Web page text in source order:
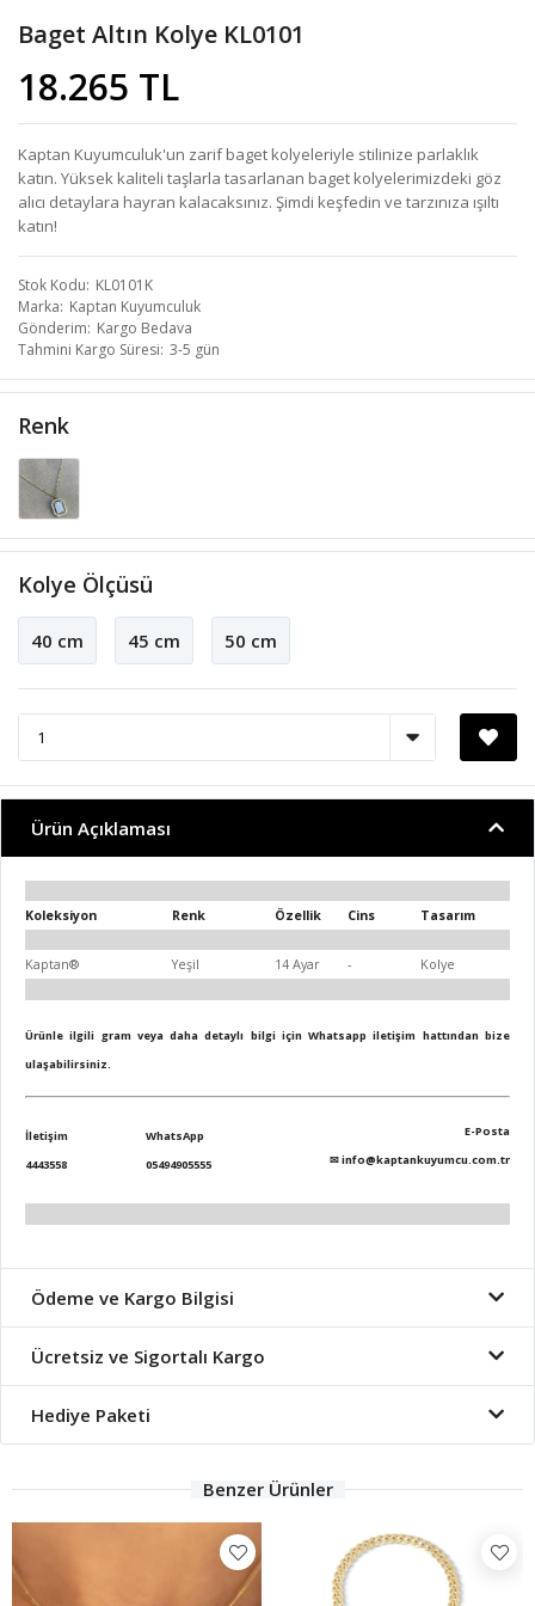
Baget Altın Kolye KL0101
18.265 TL
Kaptan Kuyumculuk'un zarif baget kolyeleriyle stilinize parlaklık
katın. Yüksek kaliteli taşlarla tasarlanan baget kolyelerimizdeki göz
alıcı detaylara hayran kalacaksınız. Şimdi keşfedin ve tarzınıza ışıltı
katın!
Stok Kodu KL0101K
Marka Kaptan Kuyumculuk
Gönderim Kargo Bedava
Tahmini Kargo Süresi 3-5 gün
Renk
Kolye Ölçüsü
40 cm 45 cm 50 cm
Ürün Açıklaması
Koleksiyon Renk Özellik Cins Tasarım
Kaptan® Yeşil 14 Ayar - Kolye
Ürünle ilgili gram veya daha detaylı bilgi için Whatsapp iletişim hattından bize
ulaşabilirsiniz.
İletişim
4443558
WhatsApp
05494905555
E-Posta
✉info@kaptankuyumcu.com.tr
Ödeme ve Kargo Bilgisi
Ücretsiz ve Sigortalı Kargo
Hediye Paketi
Benzer Ürünler